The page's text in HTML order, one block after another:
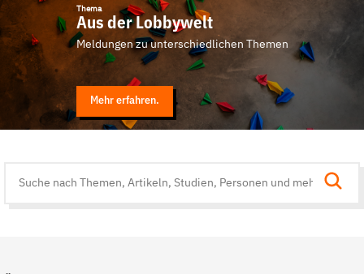
Thema
Aus der Lobbywelt
Meldungen zu unterschiedlichen Themen
Mehr erfahren.